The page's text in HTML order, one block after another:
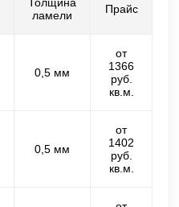
ламели
Прайс
0,5 мм
от
1366
руб.
кв.м.
0,5 мм
от
1402
руб.
кв.м.